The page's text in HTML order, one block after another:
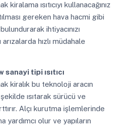
kiralama ısıtıcıyı kullanacağınız
gereken hava hacmi gibi
ihtiyacınızı
hızlı müdahale
sanayi tipi ısıtıcı
kiralık bu teknoloji aracın
ısıtarak sürücü ve
Alçı kurutma işlemlerinde
yardımcı olur ve yapıların